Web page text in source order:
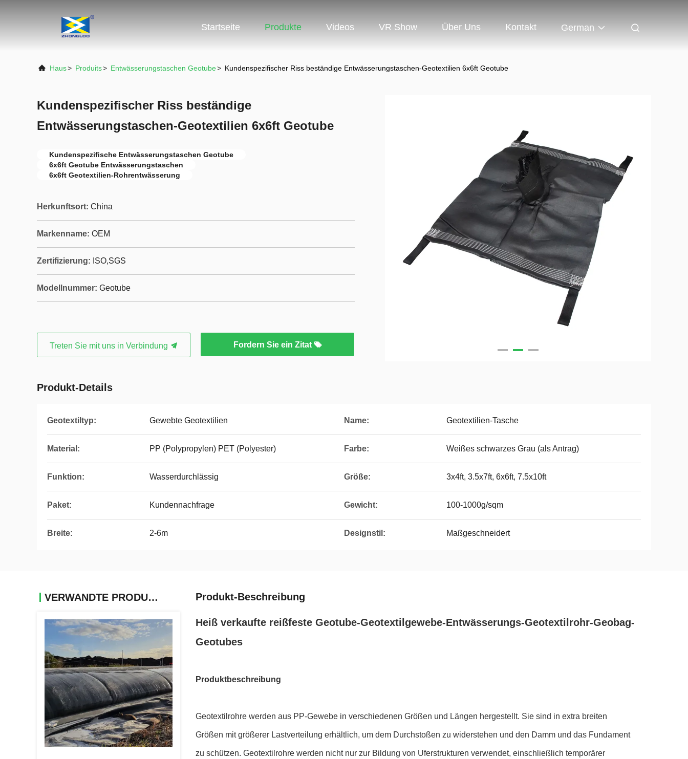
Startseite Produkte Videos VR Show Über Uns Kontakt German
Haus> Produits> Entwässerungstaschen Geotube> Kundenspezifischer Riss beständige Entwässerungstaschen-Geotextilien 6x6ft Geotube
Kundenspezifischer Riss beständige
Entwässerungstaschen-Geotextilien 6x6ft Geotube
Kundenspezifische Entwässerungstaschen Geotube
6x6ft Geotube Entwässerungstaschen
6x6ft Geotextilien-Rohrentwässerung
Herkunftsort: China
Markenname: OEM
Zertifizierung: ISO,SGS
Modellnummer: Geotube
Treten Sie mit uns in Verbindung Fordern Sie ein Zitat
Produkt-Details
Geotextiltyp: Gewebte Geotextilien Name: Geotextilien-Tasche
Material: PP (Polypropylen) PET (Polyester) Farbe: Weißes schwarzes Grau (als Antrag)
Funktion: Wasserdurchlässig Größe: 3x4ft, 3.5x7ft, 6x6ft, 7.5x10ft
Paket: Kundennachfrage Gewicht: 100-1000g/sqm
Breite: 2-6m Designstil: Maßgeschneidert
VERWANDTE PRODUKTE Produkt-Beschreibung
Heiß verkaufte reißfeste Geotube-Geotextilgewebe-Entwässerungs-Geotextilrohr-Geobag-
Geotubes
Produktbeschreibung
Geotextilrohre werden aus PP-Gewebe in verschiedenen Größen und Längen hergestellt. Sie sind in extra breiten
Größen mit größerer Lastverteilung erhältlich, um dem Durchstoßen zu widerstehen und den Damm und das Fundament
zu schützen. Geotextilrohre werden nicht nur zur Bildung von Uferstrukturen verwendet, einschließlich temporärer